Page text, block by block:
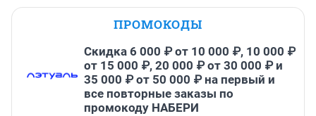
ПРОМОКОДЫ
Скидка 6 000 ₽ от 10 000 ₽, 10 000 ₽
от 15 000 ₽, 20 000 ₽ от 30 000 ₽ и
35 000 ₽ от 50 000 ₽ на первый и
все повторные заказы по
промокоду НАБЕРИ